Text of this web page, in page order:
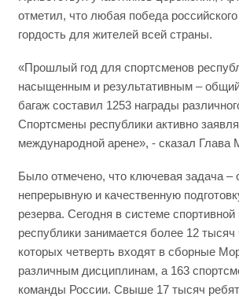
отметил, что любая победа
гордость для жителей всей страны.
«Прошлый год для спортсменов
насыщенным и результативным –
багаж составил 1253 награды
Спортсмены республики активно
международной арене», - сказал Глава
Было отмечено, что ключевая задача –
непрерывную и качественную
резерва. Сегодня в системе спортивной
республики занимается более 12 тысяч
которых четверть входят в сборные
различным дисциплинам, а 163
команды России. Свыше 17 тысяч